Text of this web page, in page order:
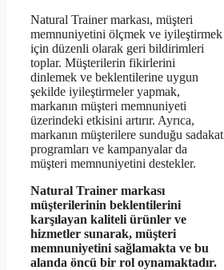
Natural Trainer markası, müşteri
memnuniyetini ölçmek ve iyileştirmek
için düzenli olarak geri bildirimleri
toplar. Müşterilerin fikirlerini
dinlemek ve beklentilerine uygun
şekilde iyileştirmeler yapmak,
markanın müşteri memnuniyeti
üzerindeki etkisini artırır. Ayrıca,
markanın müşterilere sunduğu sadakat
programları ve kampanyalar da
müşteri memnuniyetini destekler.
Natural Trainer markası
müşterilerinin beklentilerini
karşılayan kaliteli ürünler ve
hizmetler sunarak, müşteri
memnuniyetini sağlamakta ve bu
alanda öncü bir rol oynamaktadır.